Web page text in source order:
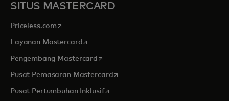
SITUS MASTERCARD
Priceless.com opens in a new tab
Layanan Mastercardopens in a new tab
Pengembang Mastercard opens in a new tab
Pusat Pemasaran Mastercardopens in a new tab
Pusat Pertumbuhan Inklusifopens in a new tab